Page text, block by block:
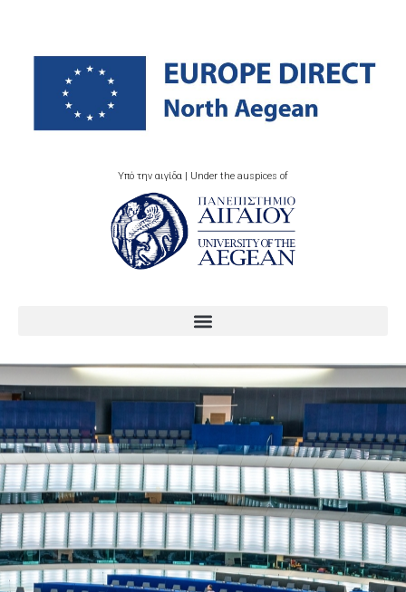
Υπό την αιγίδα | Under the auspices of